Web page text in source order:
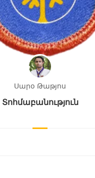
Սարօ Թաթյոս
Տոհմաբանություն